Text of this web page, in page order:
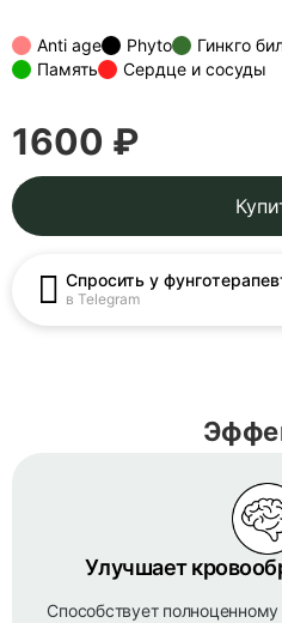
Anti age Phyto Гинкго
Память
Сердце и сосуды
1600 ₽
Спросить у
в Telegram
Улучшает
Способствует